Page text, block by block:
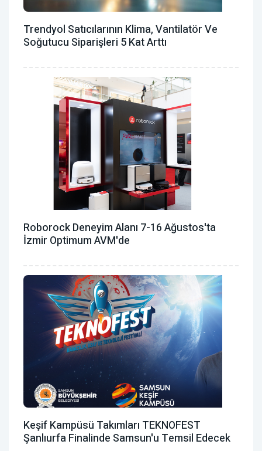
Trendyol Satıcılarının Klima, Vantilatör ‎ve
Soğutucu Siparişleri 5 Kat Arttı
Roborock Deneyim Alanı 7-16 Ağustos'ta
İzmir Optimum AVM'de
Keşif Kampüsü Takımları TEKNOFEST
Şanlıurfa Finalinde Samsun'u Temsil Edecek